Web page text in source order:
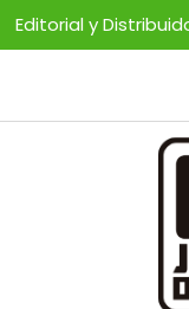
Editorial y